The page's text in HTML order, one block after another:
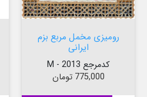
رومیزی مخمل مربع بزم
ایرانی
کدمرجع 2013 - M
قیمت
775,000 تومان